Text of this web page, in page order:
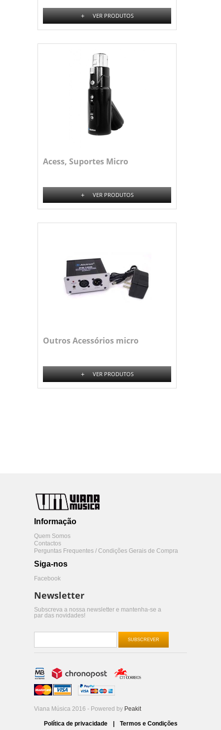
+ VER PRODUTOS
Acess, Suportes Micro
+ VER PRODUTOS
Outros Acessórios micro
+ VER PRODUTOS
Informação
Quem Somos
Contactos
Perguntas Frequentes / Condições Gerais de Compra
Siga-nos
Facebook
Newsletter
Subscreva a nossa newsletter e mantenha-se a
par das novidades!
SUBSCREVER
Viana Música 2016 - Powered by Peakit
Política de privacidade Termos e Condições